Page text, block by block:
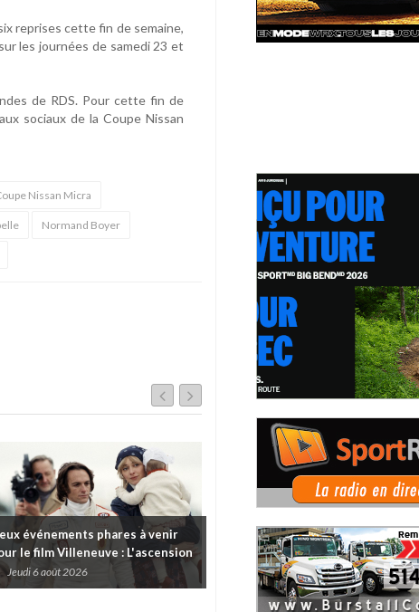
reprises cette fin de semaine,
les journées de samedi 23 et
de RDS. Pour cette fin de
sociaux de la Coupe Nissan
Nissan Micra
Normand Boyer
événements phares à venir
le film Villeneuve : L'ascension
légende (+ vidéo)
Jeudi 6 août 2026
Coupe Radical Canada au GP3R : 21
inscrits, dont 12 Québécois... et un
premier gain d'Antoine Sénéchal
dans la série ?
Jeudi 6 août 2026